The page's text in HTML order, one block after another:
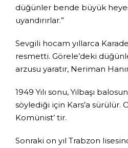
düğünler bende büyük
uyandırırlar.”
Sevgili hocam yıllarca
resmetti. Görele’deki
arzusu yaratır, Neriman
1949 Yılı sonu, Yılbaşı
söylediği için Kars’a sürülür.
Komünist’ tir.
Sonraki on yıl Trabzon